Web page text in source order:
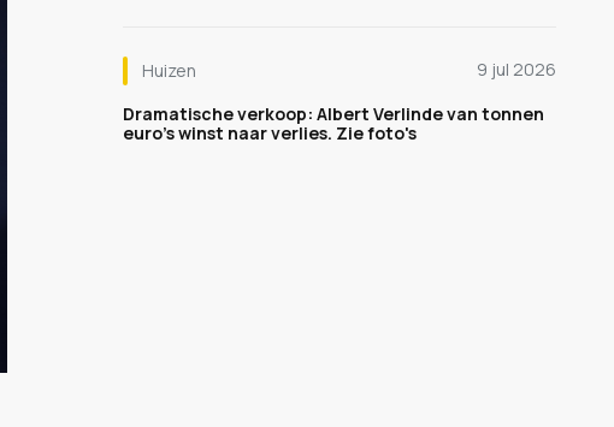
Huizen
9 jul 2026
Dramatische verkoop: Albert Verlinde van tonnen
euro's winst naar verlies. Zie foto's